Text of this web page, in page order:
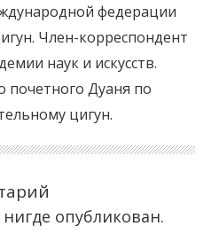
федерации
Член-корреспондент
наук и искусств.
почетного Дуаня по
цигун.
опубликован.